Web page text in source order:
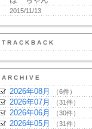
2015/11/13
TRACKBACK
ARCHIVE
2026年08月 （6件）
2026年07月 （31件）
2026年06月 （30件）
2026年05月 （31件）